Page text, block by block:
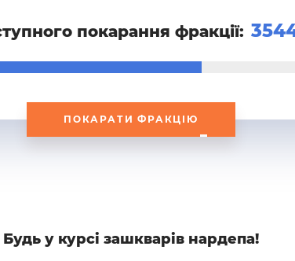
покарання фракції:
ПОКАРАТИ ФРАКЦІЮ
Будь у курсi зашкварiв нардепа!